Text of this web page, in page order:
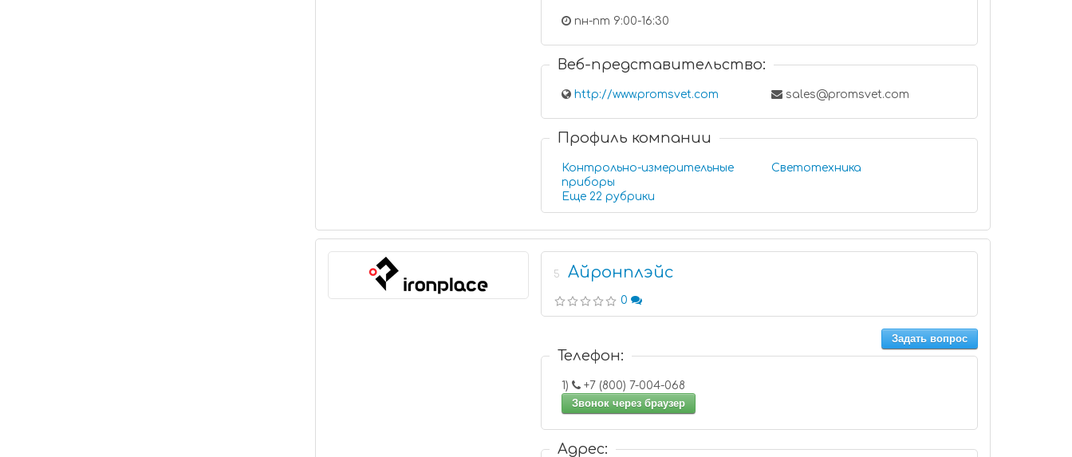
пн-пт 9:00-16:30
Веб-представительство:
http://www.promsvet.com sales@promsvet.com
Профиль компании
Контрольно-измерительные
приборы
Светотехника
Еще 22 рубрики
5 Айронплэйс
0
Задать вопрос
Телефон:
1)
+7 (800) 7-004-068
Звонок через браузер
Адрес: